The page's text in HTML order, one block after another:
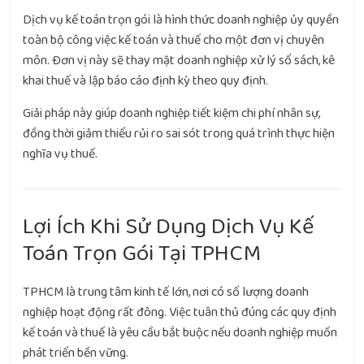
Dịch vụ kế toán trọn gói là hình thức doanh nghiệp ủy quyền
toàn bộ công việc kế toán và thuế cho một đơn vị chuyên
môn. Đơn vị này sẽ thay mặt doanh nghiệp xử lý sổ sách, kê
khai thuế và lập báo cáo định kỳ theo quy định.
Giải pháp này giúp doanh nghiệp tiết kiệm chi phí nhân sự,
đồng thời giảm thiểu rủi ro sai sót trong quá trình thực hiện
nghĩa vụ thuế.
Lợi Ích Khi Sử Dụng Dịch Vụ Kế
Toán Trọn Gói Tại TPHCM
TPHCM là trung tâm kinh tế lớn, nơi có số lượng doanh
nghiệp hoạt động rất đông. Việc tuân thủ đúng các quy định
kế toán và thuế là yêu cầu bắt buộc nếu doanh nghiệp muốn
phát triển bền vững.